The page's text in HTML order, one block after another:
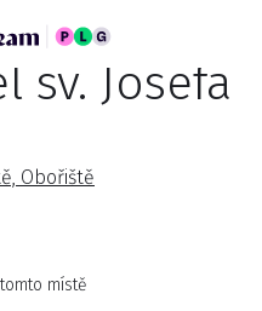
sv. Josefa
Obořiště
místě